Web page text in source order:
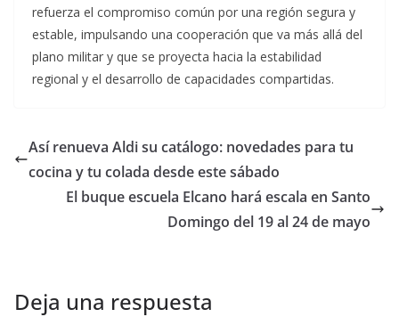
refuerza el compromiso común por una región segura y
estable, impulsando una cooperación que va más allá del
plano militar y que se proyecta hacia la estabilidad
regional y el desarrollo de capacidades compartidas.
Así renueva Aldi su catálogo: novedades para tu
cocina y tu colada desde este sábado
El buque escuela Elcano hará escala en Santo
Domingo del 19 al 24 de mayo
Deja una respuesta